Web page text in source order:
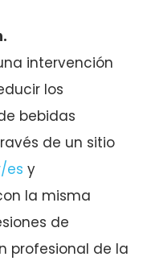
intervención
los
bebidas
de un sitio
es y
la misma
de
profesional de la